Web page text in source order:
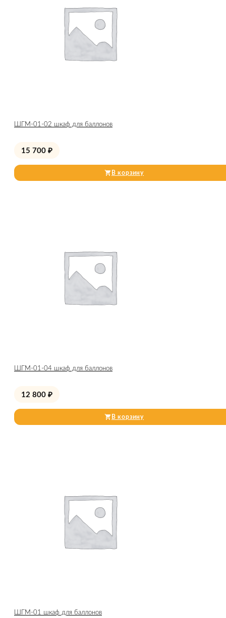
ШГМ-01-02 шкаф для баллонов
15 700 ₽
В корзину
ШГМ-01-04 шкаф для баллонов
12 800 ₽
В корзину
ШГМ-01 шкаф для баллонов